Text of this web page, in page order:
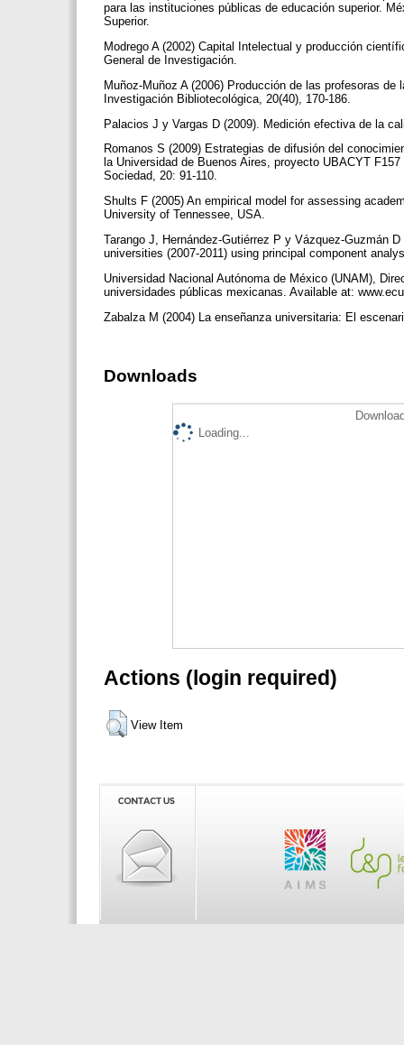
para las instituciones públicas de educación superior.
Superior.
Modrego A (2002) Capital Intelectual y producción
General de Investigación.
Muñoz-Muñoz A (2006) Producción de las profesoras
Investigación Bibliotecológica, 20(40), 170-186.
Palacios J y Vargas D (2009). Medición efectiva de la
Romanos S (2009) Estrategias de difusión del
la Universidad de Buenos Aires, proyecto UBACYT
Sociedad, 20: 91-110.
Shults F (2005) An empirical model for assessing
University of Tennessee, USA.
Tarango J, Hernández-Gutiérrez P y Vázquez-Guzmán
universities (2007-2011) using principal component
Universidad Nacional Autónoma de México (UNAM),
universidades públicas mexicanas. Available at:
Zabalza M (2004) La enseñanza universitaria: El
Downloads
Loading...
Actions (login required)
View Item